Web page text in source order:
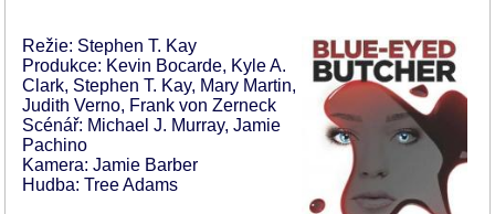
Režie: Stephen T. Kay
Produkce: Kevin Bocarde, Kyle A.
Clark, Stephen T. Kay, Mary Martin,
Judith Verno, Frank von Zerneck
Scénář: Michael J. Murray, Jamie
Pachino
Kamera: Jamie Barber
Hudba: Tree Adams